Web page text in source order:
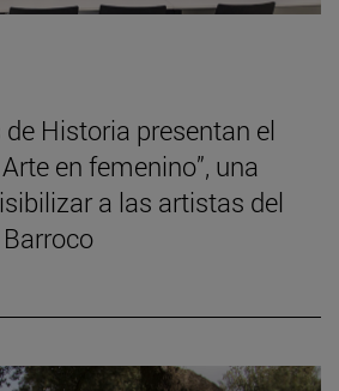
Historia presentan el
en femenino”, una
a las artistas del